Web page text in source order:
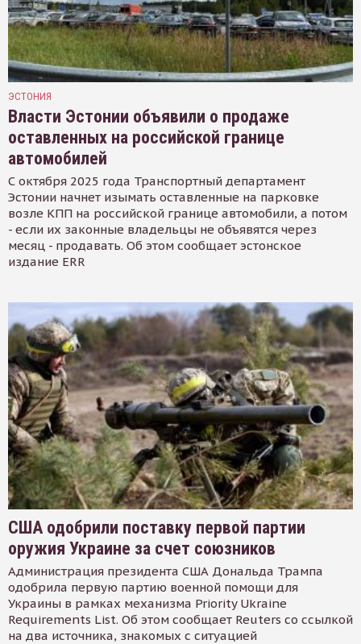
ЭСТОНИЯ
Власти Эстонии объявили о продаже
оставленных на российской границе
автомобилей
С октября 2025 года Транспортный департамент
Эстонии начнет изымать оставленные на парковке
возле КПП на российской границе автомобили, а потом
- если их законные владельцы не объявятся через
месяц - продавать. Об этом сообщает эстонское
издание ERR
США одобрили поставку первой партии
оружия Украине за счет союзников
Администрация президента США Дональда Трампа
одобрила первую партию военной помощи для
Украины в рамках механизма Priority Ukraine
Requirements List. Об этом сообщает Reuters со ссылкой
на два источника, знакомых с ситуацией